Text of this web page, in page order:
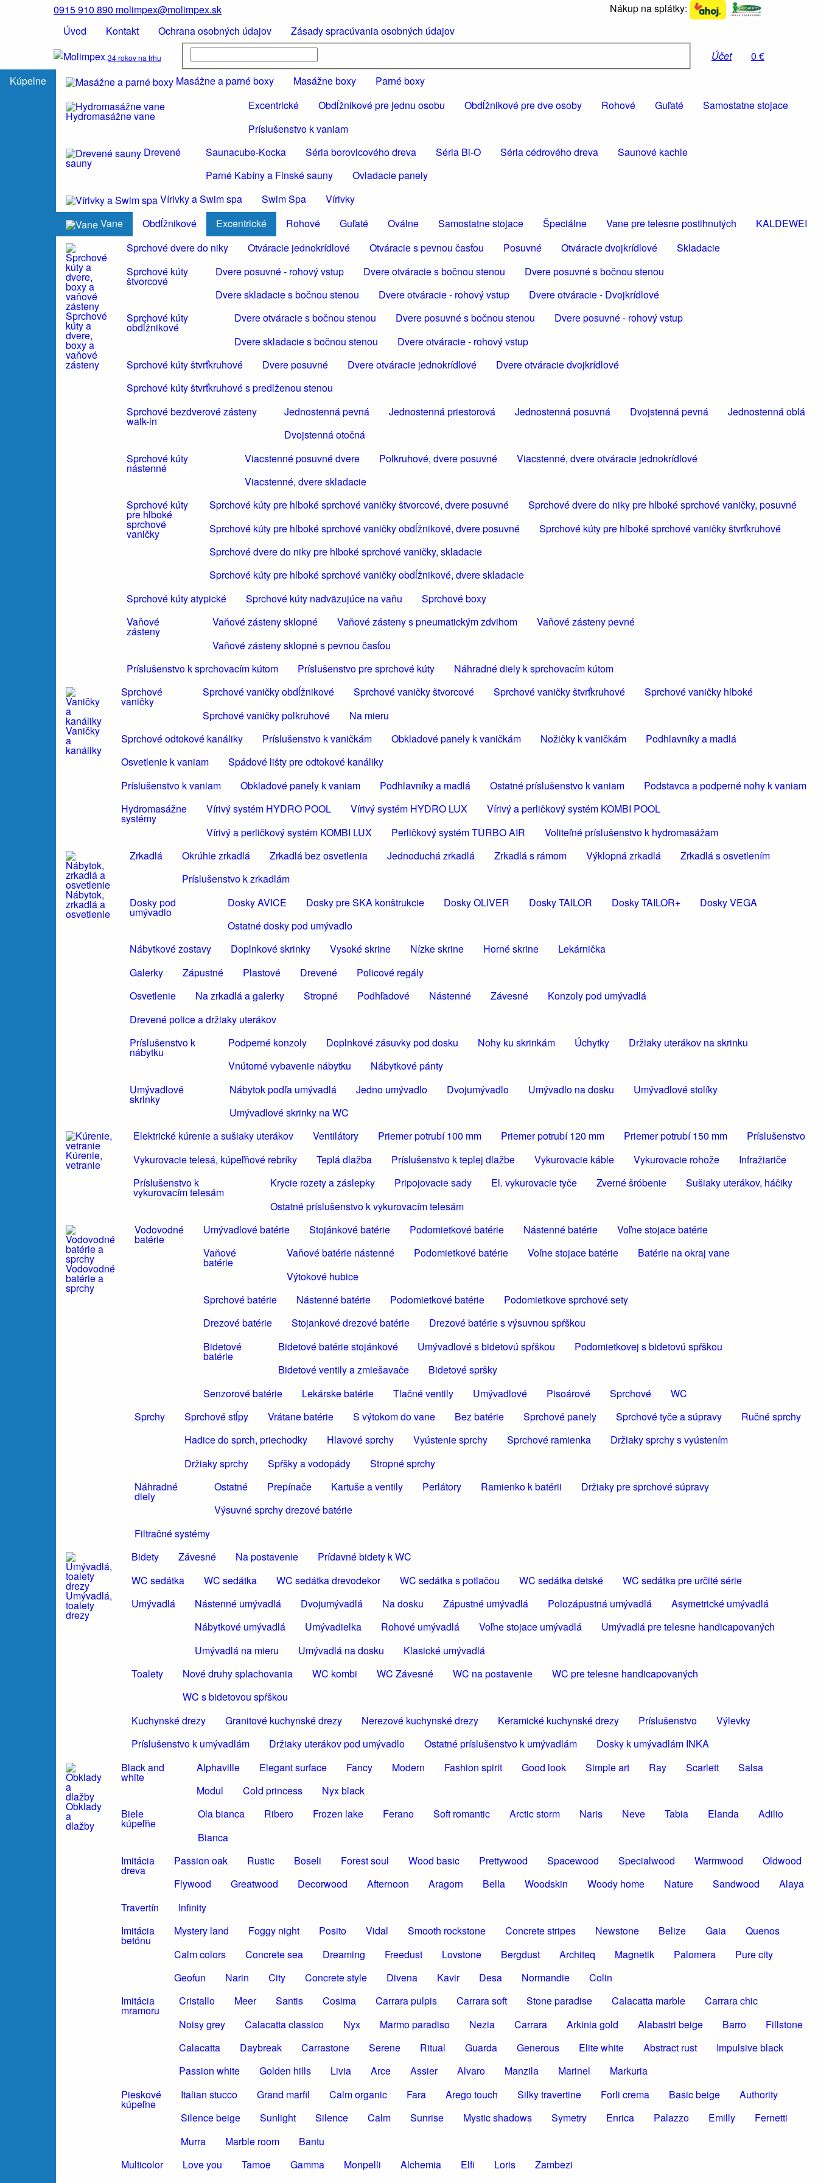
0915 910 890 molimpex@molimpex.sk
Nákup na splátky:
Úvod
Kontakt Ochrana osobných údajov Zásady spracúvania osobných údajov
34 rokov na trhu Účet
0 €
Kúpelne
Masážne a parné boxy Masážne boxy Parné boxy
Hydromasážne vane
Excentrické Obdĺžnikové pre jednu osobu Obdĺžnikové pre dve osoby Rohové Guľaté
Samostatne stojace
Príslušenstvo k vaniam
Drevené
sauny
Saunacube-Kocka Séria borovicového dreva Séria Bi-O Séria cédrového dreva
Saunové kachle
Parné Kabíny a Finské sauny
Ovladacie panely
Vírivky a Swim spa
Swim Spa
Vírivky
Vane
Obdĺžnikové Excentrické Rohové Guľaté Oválne Samostatne stojace Špeciálne Vane pre telesne postihnutých KALDEWEI
Sprchové
kúty a
dvere,
boxy a
vaňové
zásteny
Sprchové dvere do niky Otváracie jednokrídlové Otváracie s pevnou časťou Posuvné Otváracie dvojkrídlové
Skladacie
Sprchové kúty
štvorcové
Dvere posuvné - rohový vstup Dvere otváracie s bočnou stenou
Dvere posuvné s bočnou stenou
Dvere skladacie s bočnou stenou
Dvere otváracie - rohový vstup
Dvere otváracie - Dvojkrídlové
Sprchové kúty
obdĺžnikové
Dvere otváracie s bočnou stenou Dvere posuvné s bočnou stenou
Dvere posuvné - rohový vstup
Dvere skladacie s bočnou stenou
Dvere otváracie - rohový vstup
Sprchové kúty štvrťkruhové
Dvere posuvné Dvere otváracie jednokrídlové
Dvere otváracie dvojkrídlové
Sprchové kúty štvrťkruhové s predlženou stenou
Sprchové bezdverové zásteny
walk-in
Jednostenná pevná Jednostenná priestorová Jednostenná posuvná Dvojstenná pevná
Jednostenná oblá
Dvojstenná otočná
Sprchové kúty
nástenné
Viacstenné posuvné dvere Polkruhové, dvere posuvné
Viacstenné, dvere otváracie jednokrídlové
Viacstenné, dvere skladacie
Sprchové kúty
pre hlboké
sprchové
vaničky
Sprchové kúty pre hlboké sprchové vaničky štvorcové, dvere posuvné
Sprchové dvere do niky pre hlboké sprchové vaničky, posuvné
Sprchové kúty pre hlboké sprchové vaničky obdĺžnikové, dvere posuvné
Sprchové kúty pre hlboké sprchové vaničky štvrťkruhové
Sprchové dvere do niky pre hlboké sprchové vaničky, skladacie
Sprchové kúty pre hlboké sprchové vaničky obdĺžnikové, dvere skladacie
Sprchové kúty atypické
Sprchové kúty nadväzujúce na vaňu
Sprchové boxy
Vaňové
zásteny
Vaňové zásteny sklopné Vaňové zásteny s pneumatickým zdvihom
Vaňové zásteny pevné
Vaňové zásteny sklopné s pevnou časťou
Príslušenstvo k sprchovacím kútom
Príslušenstvo pre sprchové kúty Náhradné diely k sprchovacím kútom
Vaničky
a
kanáliky
Sprchové
vaničky
Sprchové vaničky obdĺžnikové Sprchové vaničky štvorcové Sprchové vaničky štvrťkruhové
Sprchové vaničky hlboké
Sprchové vaničky polkruhové
Na mieru
Sprchové odtokové kanáliky
Príslušenstvo k vaničkám Obkladové panely k vaničkám Nožičky k vaničkám
Podhlavníky a madlá
Osvetlenie k vaniam
Spádové lišty pre odtokové kanáliky
Príslušenstvo k vaniam
Obkladové panely k vaniam Podhlavníky a madlá Ostatné príslušenstvo k vaniam
Podstavca a podperné nohy k vaniam
Hydromasážne
systémy
Vírivý systém HYDRO POOL Vírivý systém HYDRO LUX
Vírivý a perličkový systém KOMBI POOL
Vírivý a perličkový systém KOMBI LUX
Perličkový systém TURBO AIR Voliteľné príslušenstvo k hydromasážam
Nábytok,
zrkadlá a
osvetlenie
Zrkadlá Okrúhle zrkadlá Zrkadlá bez osvetlenia Jednoduchá zrkadlá Zrkadlá s rámom Výklopná zrkadlá
Zrkadlá s osvetlením
Príslušenstvo k zrkadlám
Dosky pod
umývadlo
Dosky AVICE Dosky pre SKA konštrukcie Dosky OLIVER Dosky TAILOR Dosky TAILOR+
Dosky VEGA
Ostatné dosky pod umývadlo
Nábytkové zostavy
Doplnkové skrinky Vysoké skrine Nízke skrine Horné skrine
Lekárnička
Galerky
Zápustné Plastové Drevené
Policové regály
Osvetlenie
Na zrkadlá a galerky Stropné Podhľadové Nástenné Závesné
Konzoly pod umývadlá
Drevené police a držiaky uterákov
Príslušenstvo k
nábytku
Podperné konzoly Doplnkové zásuvky pod dosku Nohy ku skrinkám Úchytky
Držiaky uterákov na skrinku
Vnútorné vybavenie nábytku
Nábytkové pánty
Umývadlové
skrinky
Nábytok podľa umývadlá Jedno umývadlo Dvojumývadlo Umývadlo na dosku
Umývadlové stolíky
Umývadlové skrinky na WC
Kúrenie,
vetranie
Elektrické kúrenie a sušiaky uterákov Ventilátory Priemer potrubí 100 mm Priemer potrubí 120 mm Priemer potrubí 150 mm
Príslušenstvo
Vykurovacie telesá, kúpeľňové rebríky
Teplá dlažba Príslušenstvo k teplej dlažbe Vykurovacie káble Vykurovacie rohože
Infražiariče
Príslušenstvo k
vykurovacím telesám
Krycie rozety a záslepky Pripojovacie sady El. vykurovacie tyče Zverné šróbenie
Sušiaky uterákov, háčiky
Ostatné príslušenstvo k vykurovacím telesám
Vodovodné
batérie a
sprchy
Vodovodné
batérie
Umývadlové batérie Stojánkové batérie Podomietkové batérie Nástenné batérie
Voľne stojace batérie
Vaňové
batérie
Vaňové batérie nástenné Podomietkové batérie Voľne stojace batérie
Batérie na okraj vane
Výtokové hubice
Sprchové batérie
Nástenné batérie Podomietkové batérie
Podomietkove sprchové sety
Drezové batérie
Stojankové drezové batérie
Drezové batérie s výsuvnou spŕškou
Bidetové
batérie
Bidetové batérie stojánkové Umývadlové s bidetovú spŕškou
Podomietkovej s bidetovú spŕškou
Bidetové ventily a zmiešavače
Bidetové spršky
Senzorové batérie
Lekárske batérie Tlačné ventily Umývadlové Pisoárové Sprchové
WC
Sprchy
Sprchové stĺpy Vrátane batérie S výtokom do vane Bez batérie Sprchové panely Sprchové tyče a súpravy
Ručné sprchy
Hadice do sprch, priechodky
Hlavové sprchy Vyústenie sprchy Sprchové ramienka
Držiaky sprchy s vyústením
Držiaky sprchy
Spŕšky a vodopády
Stropné sprchy
Náhradné
diely
Ostatné Prepínače Kartuše a ventily Perlátory Ramienko k batérii
Držiaky pre sprchové súpravy
Výsuvné sprchy drezové batérie
Filtračné systémy
Umývadlá,
toalety
drezy
Bidety Závesné Na postavenie
Prídavné bidety k WC
WC sedátka
WC sedátka WC sedátka drevodekor WC sedátka s potlačou WC sedátka detské
WC sedátka pre určité série
Umývadlá
Nástenné umývadlá Dvojumývadlá Na dosku Zápustné umývadlá Polozápustná umývadlá
Asymetrické umývadlá
Nábytkové umývadlá
Umývadielka Rohové umývadlá Voľne stojace umývadlá
Umývadlá pre telesne handicapovaných
Umývadlá na mieru
Umývadlá na dosku
Klasické umývadlá
Toalety
Nové druhy splachovania WC kombi WC Závesné WC na postavenie
WC pre telesne handicapovaných
WC s bidetovou spŕškou
Kuchynské drezy
Granitové kuchynské drezy Nerezové kuchynské drezy Keramické kuchynské drezy Príslušenstvo
Výlevky
Príslušenstvo k umývadlám
Držiaky uterákov pod umývadlo Ostatné príslušenstvo k umývadlám Dosky k umývadlám INKA
Obklady
a
dlažby
Black and
white
Alphaville Elegant surface Fancy Modern Fashion spirit Good look Simple art Ray Scarlett
Salsa
Modul
Cold princess
Nyx black
Biele
kúpeľňe
Ola bianca Ribero Frozen lake Ferano Soft romantic Arctic storm Naris Neve Tabia Elanda
Adilio
Bianca
Imitácia
dreva
Passion oak Rustic Boseli Forest soul Wood basic Prettywood Spacewood Specialwood Warmwood
Oldwood
Flywood
Greatwood Decorwood Afternoon Aragorn Bella Woodskin Woody home Nature Sandwood
Alaya
Travertín
Infinity
Imitácia
betónu
Mystery land Foggy night Posito Vidal Smooth rockstone Concrete stripes Newstone Belize Gaia
Quenos
Calm colors
Concrete sea Dreaming Freedust Lovstone Bergdust Architeq Magnetik Palomera
Pure city
Geofun
Narin City Concrete style Divena Kavir Desa Normandie
Colin
Imitácia
mramoru
Cristallo Meer Santis Cosima Carrara pulpis Carrara soft Stone paradise Calacatta marble
Carrara chic
Noisy grey
Calacatta classico Nyx Marmo paradiso Nezia Carrara Arkinia gold Alabastri beige Barro
Fillstone
Calacatta
Daybreak Carrastone Serene Ritual Guarda Generous Elite white Abstract rust
Impulsive black
Passion white
Golden hills Livia Arce Assier Alvaro Manzila Marinel
Markuria
Pieskové
kúpeľne
Italian stucco Grand marfil Calm organic Fara Arego touch Silky travertine Forli crema Basic beige
Authority
Silence beige
Sunlight Silence Calm Sunrise Mystic shadows Symetry Enrica Palazzo Emilly
Fernetti
Murra
Marble room
Bantu
Multicolor
Love you Tamoe Gamma Monpelli Alchemia Elfi Loris
Zambezi